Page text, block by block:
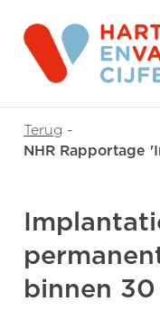
Terug -
NHR Rapportage
binnen